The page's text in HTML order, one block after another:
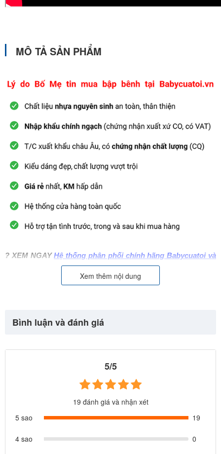
MÔ TẢ SẢN PHẨM
? XEM NGAYHệ thống phân phối chính hãng Babycuatoi và
kỹ cho trẻ. Babycuatoi xin giới thiệu tới Ba Mẹ mẫu bập bênh cho
bé đảm bảo an toàn cho con vui chơi
Xem thêm nội dung
Bình luận và đánh giá
5/5
19 đánh giá và nhận xét
5 sao
19
4 sao 0